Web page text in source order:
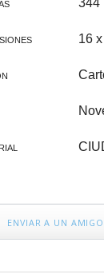
344
16
ENVIAR A UN AMIGO